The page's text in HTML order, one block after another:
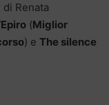
di Renata
(Miglior
) e The silence